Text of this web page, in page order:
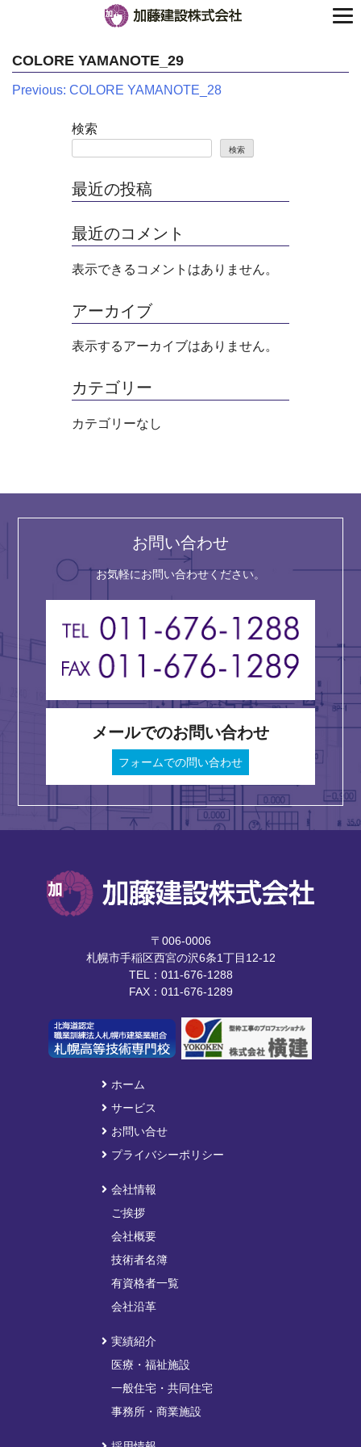
COLORE YAMANOTE_29
投
Previous: COLORE YAMANOTE_28
検索
検索
最近の投稿
最近のコメント
表示できるコメントはありません。
アーカイブ
表示するアーカイブはありません。
カテゴリー
カテゴリーなし
お問い合わせ
お気軽にお問い合わせください。
メールでのお問い合わせ
フォームでの問い合わせ
〒006-0006
札幌市手稲区西宮の沢6条1丁目12-12
TEL：011-676-1288
FAX：011-676-1289
ホーム
サービス
お問い合せ
プライバシーポリシー
会社情報
ご挨拶
会社概要
技術者名簿
有資格者一覧
会社沿革
実績紹介
医療・福祉施設
一般住宅・共同住宅
事務所・商業施設